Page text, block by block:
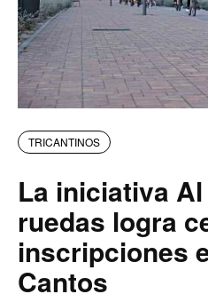
TRICANTINOS
La iniciativa
ruedas logra
inscripciones
Cantos